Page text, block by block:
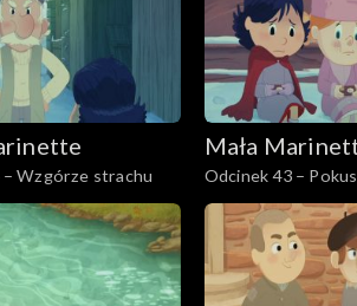
– Wzgórze strachu
Mała
Odcinek 43 –